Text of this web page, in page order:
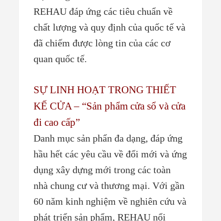
REHAU đáp ứng các tiêu chuẩn về
chất lượng và quy định của quốc tế và
đã chiếm được lòng tin của các cơ
quan quốc tế.
SỰ LINH HOẠT TRONG THIẾT
KẾ CỬA – “Sản phẩm cửa sổ và cửa
đi cao cấp”
Danh mục sản phẩn đa dạng, đáp ứng
hầu hết các yêu cầu về đổi mới và ứng
dụng xây dựng mới trong các toàn
nhà chung cư và thương mại. Với gần
60 năm kinh nghiệm về nghiên cứu và
phát triển sản phẩm, REHAU nổi